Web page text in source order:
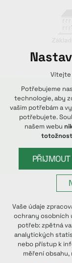
Vítejte
Potřebujeme
technologie, aby
vašim potřebám a
potřebujete.
našem webu
PŘIJMOUT
nutná pro
udržení
případná
Vaše údaje
ochrany osobních
potřeb: zpětná
analytických
nebo přístup k
měření